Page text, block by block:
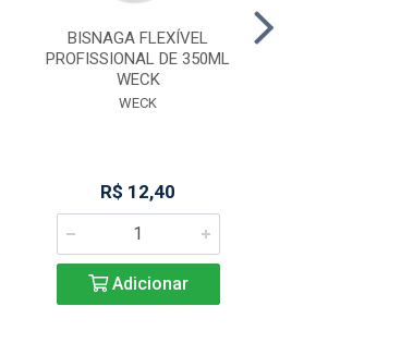
BISNAGA FLEXÍVEL
PROFISSIONAL DE 350ML
WECK
WECK
R$ 12,40
Adicionar